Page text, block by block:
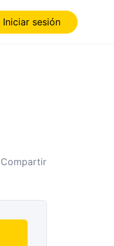
Iniciar sesión
Compartir